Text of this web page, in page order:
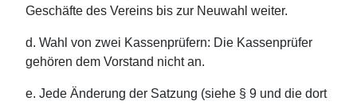
Geschäfte des Vereins bis zur Neuwahl weiter.
d. Wahl von zwei Kassenprüfern: Die Kassenprüfer
gehören dem Vorstand nicht an.
e. Jede Änderung der Satzung (siehe § 9 und die dort